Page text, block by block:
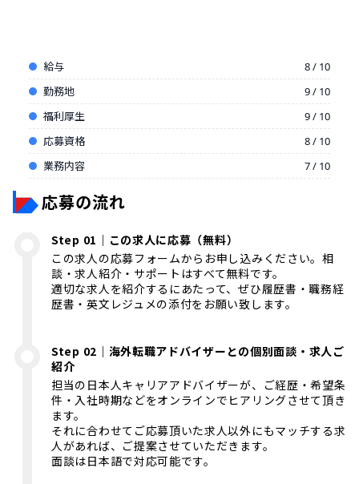
給与
8 / 10
勤務地
9 / 10
福利厚生
9 / 10
応募資格
8 / 10
業務内容
7 / 10
応募の流れ
Step 01｜この求人に応募（無料）
この求人の応募フォームからお申し込みください。相
談・求人紹介・サポートはすべて無料です。
適切な求人を紹介するにあたって、ぜひ履歴書・職務経
歴書・英文レジュメの添付をお願い致します。
Step 02｜海外転職アドバイザーとの個別面談・求人ご
紹介
担当の日本人キャリアアドバイザーが、ご経歴・希望条
件・入社時期などをオンラインでヒアリングさせて頂き
ます。
それに合わせてご応募頂いた求人以外にもマッチする求
人があれば、ご提案させていただきます。
面談は日本語で対応可能です。